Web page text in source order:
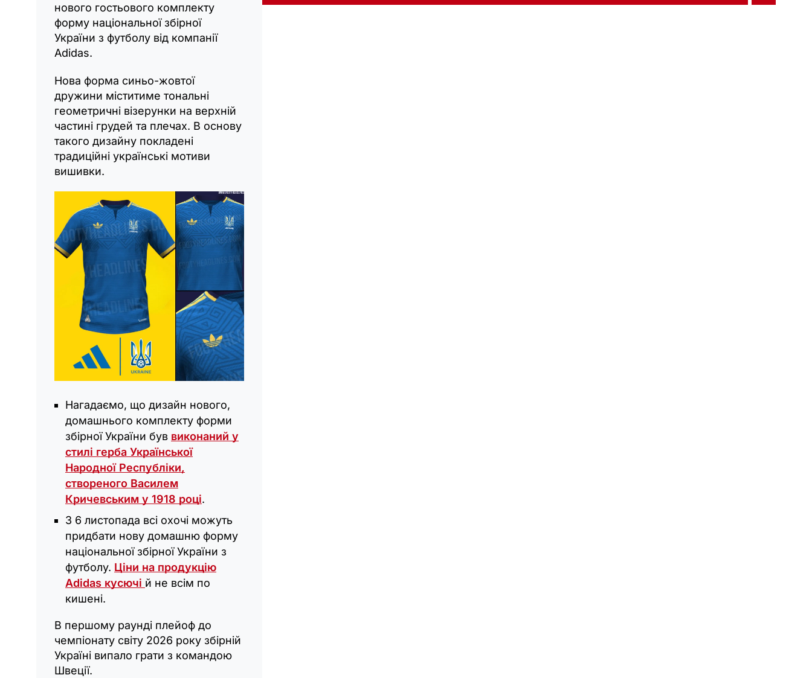
нового гостьового комплекту
форму національної збірної
України з футболу від компанії
Adidas.
Нова форма синьо-жовтої
дружини міститиме тональні
геометричні візерунки на верхній
частині грудей та плечах. В основу
такого дизайну покладені
традиційні українські мотиви
вишивки.
Нагадаємо, що дизайн нового,
домашнього комплекту форми
збірної України був виконаний у
стилі герба Української
Народної Республіки,
створеного Василем
Кричевським у 1918 році.
З 6 листопада всі охочі можуть
придбати нову домашню форму
національної збірної України з
футболу. Ціни на продукцію
Adidas кусючі й не всім по
кишені.
В першому раунді плейоф до
чемпіонату світу 2026 року збірній
Україні випало грати з командою
Швеції.